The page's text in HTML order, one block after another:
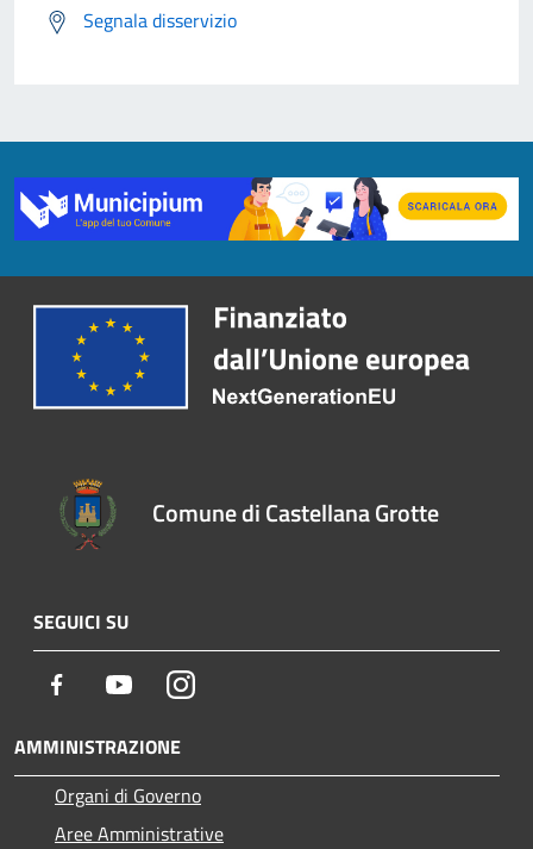
Segnala disservizio
Comune di Castellana Grotte
SEGUICI SU
Facebook YoutubeInstagram
AMMINISTRAZIONE
Organi di Governo
Aree Amministrative